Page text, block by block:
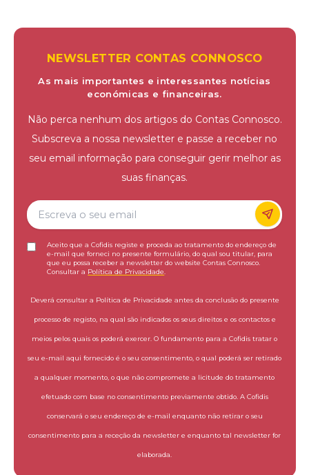
NEWSLETTER CONTAS CONNOSCO
As mais importantes e interessantes notícias
económicas e financeiras.
Não perca nenhum dos artigos do Contas Connosco.
Subscreva a nossa newsletter e passe a receber no
seu email informação para conseguir gerir melhor as
suas finanças.
Aceito que a Cofidis registe e proceda ao tratamento do endereço de
e-mail que forneci no presente formulário, do qual sou titular, para
que eu possa receber a newsletter do website Contas Connosco.
Consultar a Política de Privacidade
Deverá consultar a Política de Privacidade antes da conclusão do presente
processo de registo, na qual são indicados os seus direitos e os contactos e
meios pelos quais os poderá exercer. O fundamento para a Cofidis tratar o
seu e-mail aqui fornecido é o seu consentimento, o qual poderá ser retirado
a qualquer momento, o que não compromete a licitude do tratamento
efetuado com base no consentimento previamente obtido. A Cofidis
conservará o seu endereço de e-mail enquanto não retirar o seu
consentimento para a receção da newsletter e enquanto tal newsletter for
elaborada.